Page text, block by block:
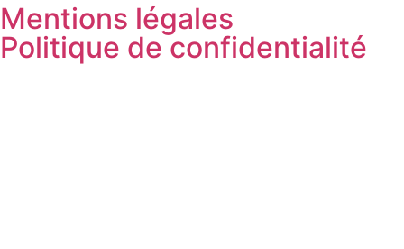
Mentions légales
Politique de confidentialité